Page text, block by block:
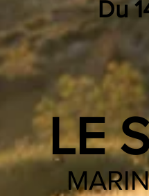
LE
Du